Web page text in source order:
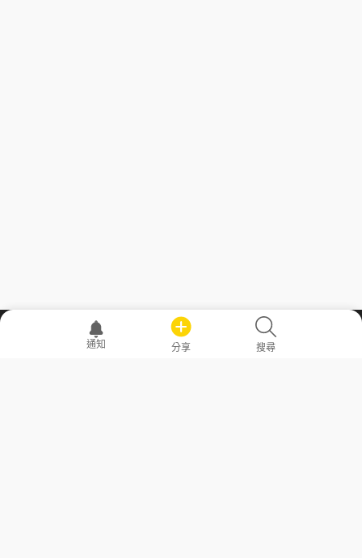
職場透明化運動
通知 分享 搜尋